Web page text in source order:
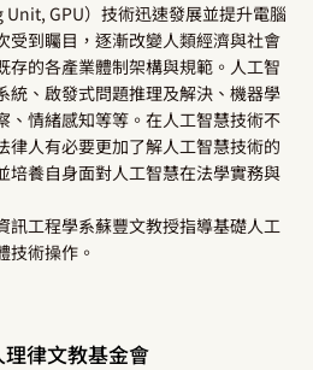
GPU）技術迅速發展並提升電腦
受到矚目，逐漸改變人類經濟與社會
存的各產業體制架構與規範。人工智
統、啟發式問題推理及解決、機器學
、情緒感知等等。在人工智慧技術不
律人有必要更加了解人工智慧技術的
培養自身面對人工智慧在法學實務與
訊工程學系蘇豐文教授指導基礎人工
技術操作。
律文教基金會